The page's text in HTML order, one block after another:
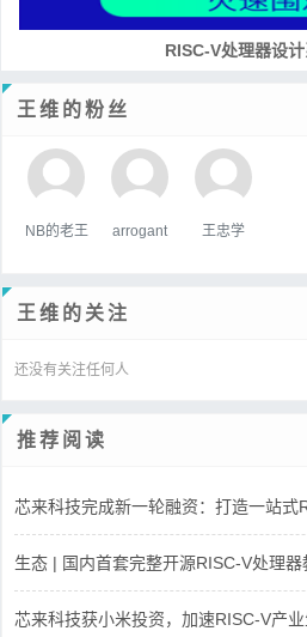
RISC-V处理器设
王维的粉丝
NB的老王 arrogant 王忠学
王维的关注
还没有关注任何人
推荐阅读
芯来科技完成新一轮融资：打造一站式
生态 | 国内首套完整开源RISC-V处理器
芯来科技获小米投资，加速RISC-V产